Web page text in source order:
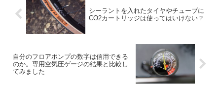
シーラントを入れたタイヤやチューブに
CO2カートリッジは使ってはいけない？
自分のフロアポンプの数字は信用できる
のか。専用空気圧ゲージの結果と比較し
てみました